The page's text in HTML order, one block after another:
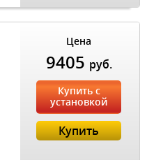
Цена
9405 руб.
Купить с
установкой
Купить